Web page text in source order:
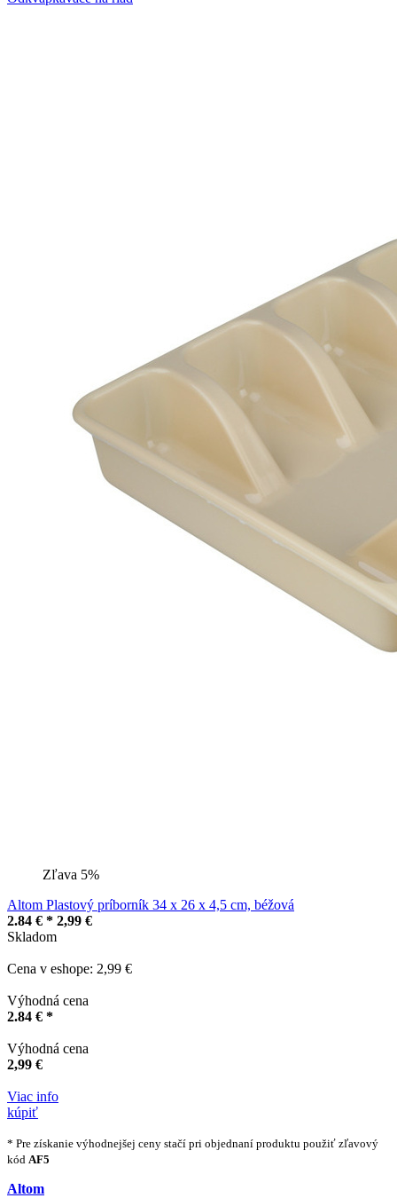
Zľava 5%
Altom Plastový príborník 34 x 26 x 4,5 cm, béžová
2.84 € * 2,99 €
Skladom
Cena v eshope: 2,99 €
Výhodná cena
2.84 € *
Výhodná cena
2,99 €
Viac info
kúpiť
* Pre získanie výhodnejšej ceny stačí pri objednaní produktu použiť zľavový
kód AF5
Altom